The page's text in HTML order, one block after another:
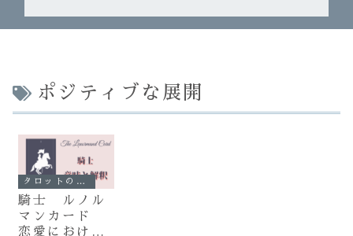
ポジティブな展開
タロットの世界
騎士 ルノル
マンカード
恋愛における